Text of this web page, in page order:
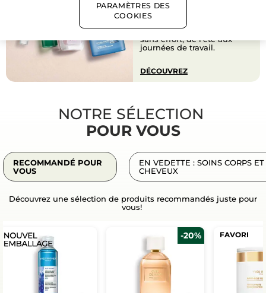
Une sélection de soins
visage, parfums,
maquillage et plus en
promotion pour une beauté
sans effort, de l’été aux
journées de travail.
DÉCOUVREZ
NOTRE SÉLECTION
POUR VOUS
RECOMMANDÉ POUR
VOUS
EN VEDETTE : SOINS CORPS ET
CHEVEUX
Découvrez une sélection de produits recommandés juste pour
vous!
-20% FAVORI
PARAMÈTRES DES
COOKIES